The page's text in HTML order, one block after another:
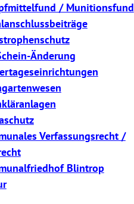
/ Munitionsfund
Änderung
Verfassungsrecht /
Blintrop